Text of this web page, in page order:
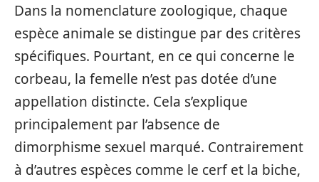
Dans la nomenclature zoologique, chaque
espèce animale se distingue par des critères
spécifiques. Pourtant, en ce qui concerne le
corbeau, la femelle n’est pas dotée d’une
appellation distincte. Cela s’explique
principalement par l’absence de
dimorphisme sexuel marqué. Contrairement
à d’autres espèces comme le cerf et la biche,